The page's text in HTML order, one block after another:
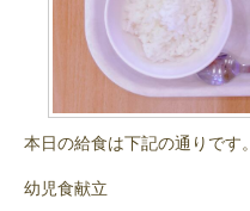
本日の給食は下記の通りです。
幼児食献立